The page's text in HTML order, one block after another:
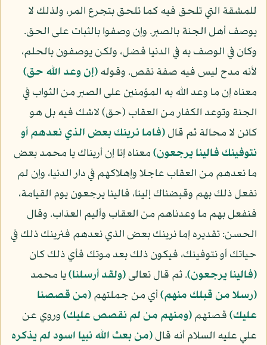
للمشقة التي تلحق فيه كما تلحق بتجرع المر، ولذلك لا
يوصف أهل الجنة بالصبر. وإن وصفوا بالثبات على الحق.
وكان في الوصف به في الدنيا فضل، ولكن يوصفون بالحلم،
لأنه مدح ليس فيه صفة نقص. وقوله(إن وعد الله حق)
معناه إن ما وعد الله به المؤمنين على الصبر من الثواب في
الجنة وتوعد الكفار من العقاب (حق) لاشك فيه بل هو
كائن لا محالة ثم قال(فاما نرينك بعض الذي نعدهم أو
نتوفينك فالينا يرجعون)معناه إنا إن أريناك يا محمد بعض
ما نعدهم من العقاب عاجلا وإهلاكهم في دار الدنيا، وإن لم
نفعل ذلك بهم وقبضناك إلينا، فالينا يرجعون يوم القيامة،
فنفعل بهم ما وعدناهم من العقاب وأليم العذاب. وقال
الحسن: تقديره إما نرينك بعض الذي نعدهم فنرينك ذلك في
حياتك أو نتوفينك، فيكون ذلك بعد موتك فأي ذلك كان
(فالينا يرجعون). ثم قال تعالى(ولقد أرسلنا)يا محمد
(رسلا من قبلك منهم)أي من جملتهم(من قصصنا
عليك)قصتهم(ومنهم من لم نقصص عليك)وروي عن
علي عليه السلام أنه قال(من بعث الله نبيا اسود لم يذكره